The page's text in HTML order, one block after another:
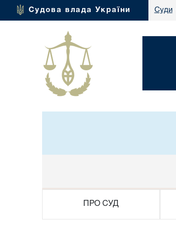
Судова влада України Суди
ПРО СУД